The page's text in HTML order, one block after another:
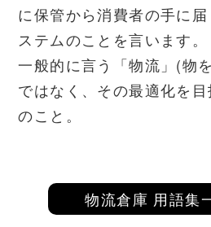
に保管から消費者の手に
ステムのことを言います。
一般的に言う「物流」(物
ではなく、その最適化を
のこと。
物流倉庫 用語集